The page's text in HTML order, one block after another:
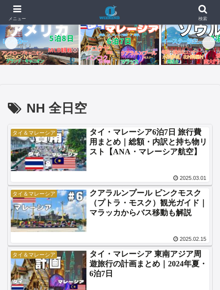
📰 新着記事🇺🇸🇬🇺【4日目・最終日】イパオビーチでモンスターバーガー、
NH 全日空
タイ＆マレーシア
タイ・マレーシア6泊7日 旅行費
用まとめ｜総額・内訳と持ち物リ
スト【ANA・マレーシア航空】
2025.03.01
タイ＆マレーシア
クアラルンプール ピンクモスク
（プトラ・モスク）観光ガイド｜
マラッカからバス移動も解説
2025.02.15
タイ＆マレーシア
タイ・マレーシア 東南アジア周
遊旅行の計画まとめ｜2024年夏・
6泊7日
メニュー 検索